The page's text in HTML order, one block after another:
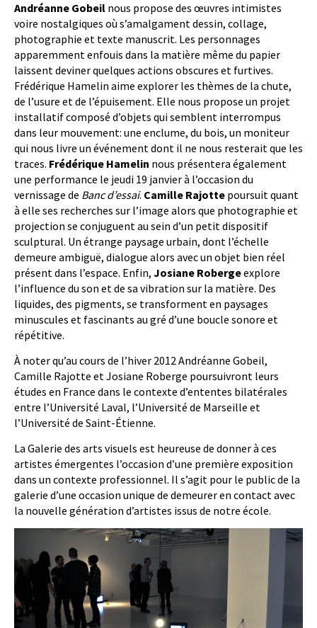
Andréanne Gobeil nous propose des œuvres intimistes
voire nostalgiques où s’amalgament dessin, collage,
photographie et texte manuscrit. Les personnages
apparemment enfouis dans la matière même du papier
laissent deviner quelques actions obscures et furtives.
Frédérique Hamelin aime explorer les thèmes de la chute,
de l’usure et de l’épuisement. Elle nous propose un projet
installatif composé d’objets qui semblent interrompus
dans leur mouvement: une enclume, du bois, un moniteur
qui nous livre un événement dont il ne nous resterait que les
traces. Frédérique Hamelin nous présentera également
une performance le jeudi 19 janvier à l’occasion du
vernissage de Banc d’essai. Camille Rajotte poursuit quant
à elle ses recherches sur l’image alors que photographie et
projection se conjuguent au sein d’un petit dispositif
sculptural. Un étrange paysage urbain, dont l’échelle
demeure ambiguë, dialogue alors avec un objet bien réel
présent dans l’espace. Enfin, Josiane Robergeexplore
l’influence du son et de sa vibration sur la matière. Des
liquides, des pigments, se transforment en paysages
minuscules et fascinants au gré d’une boucle sonore et
répétitive.
À noter qu’au cours de l’hiver 2012 Andréanne Gobeil,
Camille Rajotte et Josiane Roberge poursuivront leurs
études en France dans le contexte d’ententes bilatérales
entre l’Université Laval, l’Université de Marseille et
l’Université de Saint-Étienne.
La Galerie des arts visuels est heureuse de donner à ces
artistes émergentes l’occasion d’une première exposition
dans un contexte professionnel. Il s’agit pour le public de la
galerie d’une occasion unique de demeurer en contact avec
la nouvelle génération d’artistes issus de notre école.